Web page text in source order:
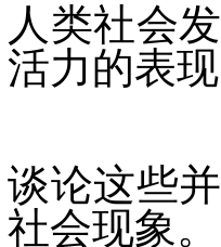
人类社会
活力的表现
谈论这些
社会现象。